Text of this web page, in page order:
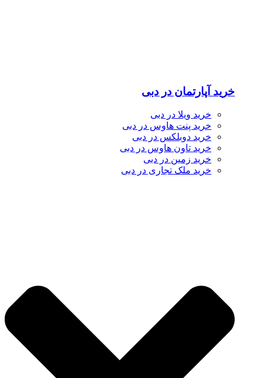
خرید آپارتمان در دبی
خرید ویلا در دبی
خرید پنت هاوس در دبی
خرید دوبلکس در دبی
خرید تاون هاوس در دبی
خرید زمین در دبی
خرید ملک تجاری در دبی